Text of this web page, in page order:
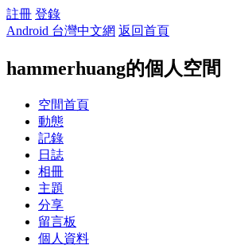
註冊 登錄
Android 台灣中文網 返回首頁
hammerhuang的個人空間
空間首頁
動態
記錄
日誌
相冊
主題
分享
留言板
個人資料